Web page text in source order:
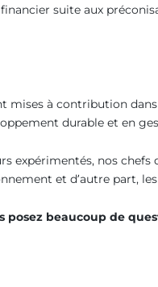
suite aux
mises à contribution
durable et en
nos
et d’autre part,
beaucoup de